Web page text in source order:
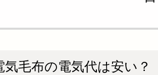
気毛布の電気代は安い？